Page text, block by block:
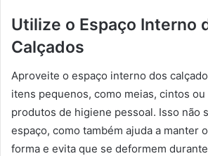
Utilize o Espaço Interno
Calçados
Aproveite o espaço interno dos
itens pequenos, como meias, cintos ou
produtos de higiene pessoal. Isso não
espaço, como também ajuda a manter
forma e evita que se deformem